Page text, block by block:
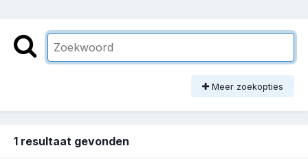
Meer zoekopties
1 resultaat gevonden